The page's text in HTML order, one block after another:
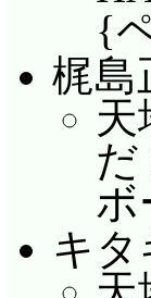
{
梶島
天
だ
ボ
キタ